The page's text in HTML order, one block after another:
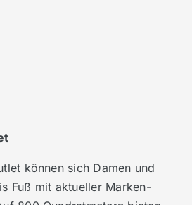
können sich Damen und
Fuß mit aktueller Marken-